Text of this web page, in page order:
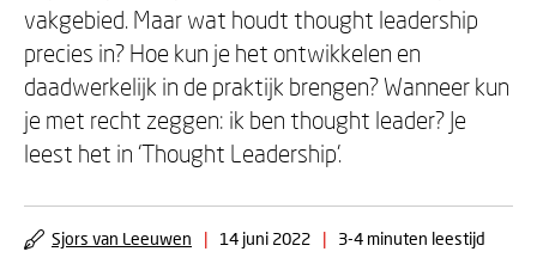
vakgebied. Maar wat houdt thought leadership
precies in? Hoe kun je het ontwikkelen en
daadwerkelijk in de praktijk brengen? Wanneer kun
je met recht zeggen: ik ben thought leader? Je
leest het in ‘Thought Leadership’.
Sjors van Leeuwen | 14 juni 2022 | 3-4 minuten leestijd